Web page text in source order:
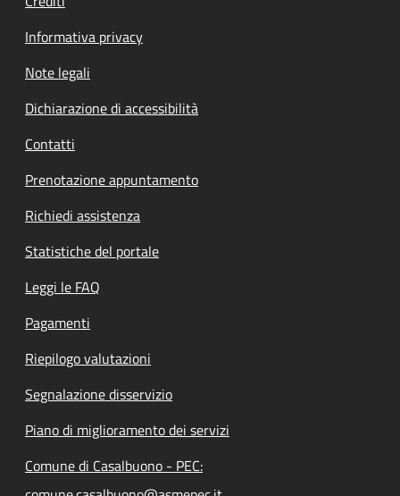
Informativa privacy
Note legali
Dichiarazione di accessibilità
Contatti
Prenotazione appuntamento
Richiedi assistenza
Statistiche del portale
Leggi le FAQ
Pagamenti
Riepilogo valutazioni
Segnalazione disservizio
Piano di miglioramento dei servizi
Comune di Casalbuono - PEC: